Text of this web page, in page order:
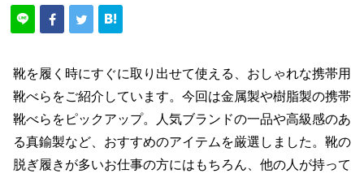
靴を履く時にすぐに取り出せて使える、おしゃれな携帯用
靴べらをご紹介しています。今回は金属製や樹脂製の携帯
靴べらをピックアップ。人気ブランドの一品や高級感のあ
る真鍮製など、おすすめのアイテムを厳選しました。靴の
脱ぎ履きが多いお仕事の方にはもちろん、他の人が持って